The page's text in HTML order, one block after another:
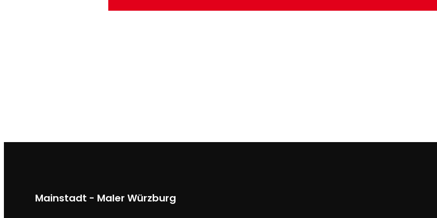
Mainstadt - Maler Würzburg